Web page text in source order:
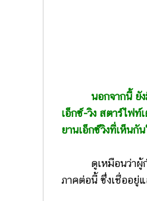
นอกจากนี้ ยั
เอ็กซ์-วิง สตาร์ไฟท์
ยานเอ็กซ์วิงที่เห็นกั
ดูเหมือนว่าผู้กำกั
ภาคต่อนี้ ซึ่งเชื่ออยู่